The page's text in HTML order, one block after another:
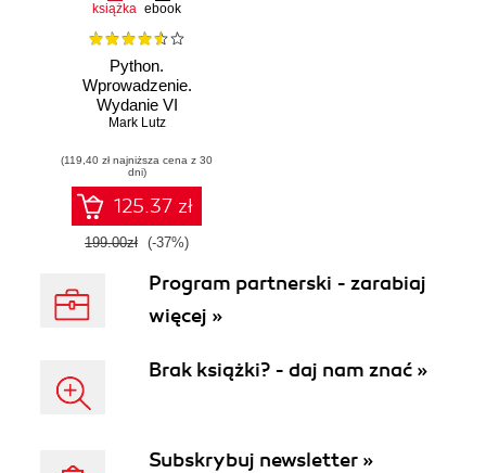
książka ebook
Python.
Wprowadzenie.
Wydanie VI
Mark Lutz
(119,40 zł najniższa cena z 30
dni)
125.37 zł
199.00zł (-37%)
Program partnerski - zarabiaj
więcej »
Brak książki? - daj nam znać »
Subskrybuj newsletter »